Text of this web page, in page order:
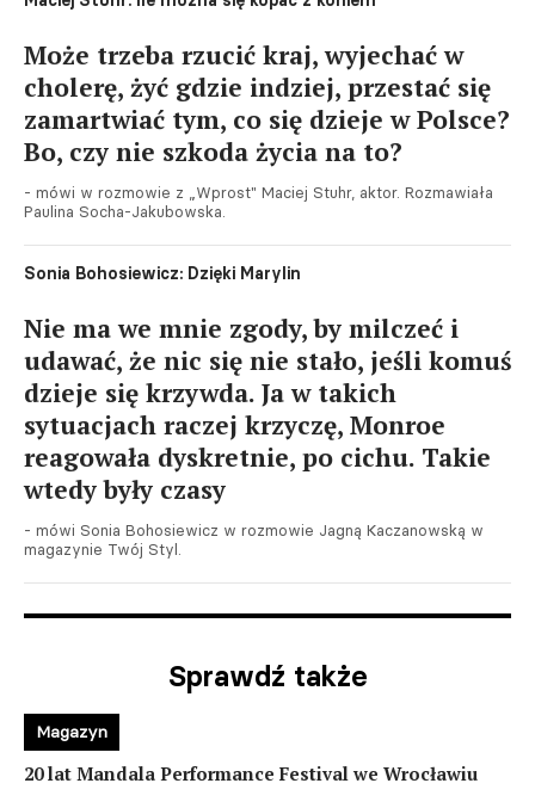
Może trzeba rzucić kraj, wyjechać w
cholerę, żyć gdzie indziej, przestać się
zamartwiać tym, co się dzieje w Polsce?
Bo, czy nie szkoda życia na to?
- mówi w rozmowie z „Wprost" Maciej Stuhr, aktor. Rozmawiała
Paulina Socha-Jakubowska.
Sonia Bohosiewicz: Dzięki Marylin
Nie ma we mnie zgody, by milczeć i
udawać, że nic się nie stało, jeśli komuś
dzieje się krzywda. Ja w takich
sytuacjach raczej krzyczę, Monroe
reagowała dyskretnie, po cichu. Takie
wtedy były czasy
- mówi Sonia Bohosiewicz w rozmowie Jagną Kaczanowską w
magazynie Twój Styl.
Sprawdź także
20 lat Mandala Performance Festival we Wrocławiu
Magazyn